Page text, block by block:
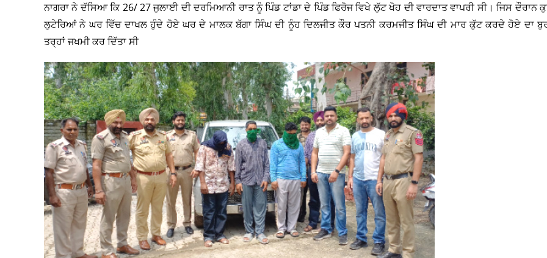
ਨਾਗਰਾ ਨੇ ਦੱਸਿਆ ਕਿ 26/ 27 ਜੁਲਾਈ ਦੀ ਦਰਮਿਆਨੀ ਰਾਤ ਨੂੰ ਪਿੰਡ ਟਾਂਡਾ ਦੇ ਪਿੰਡ ਫਿਰੋਜ ਵਿਖੇ ਲੁੱਟ ਖੋਹ ਦੀ ਵਾਰਦਾਤ ਵਾਪਰੀ ਸੀ। ਜਿਸ ਦੌਰਾਨ
ਲੁਟੇਰਿਆਂ ਨੇ ਘਰ ਵਿੱਚ ਦਾਖਲ ਹੁੰਦੇ ਹੋਏ ਘਰ ਦੇ ਮਾਲਕ ਬੱਗਾ ਸਿੰਘ ਦੀ ਨੂੰਹ ਦਿਲਜੀਤ ਕੌਰ ਪਤਨੀ ਕਰਮਜੀਤ ਸਿੰਘ ਦੀ ਮਾਰ ਕੁੱਟ ਕਰਦੇ ਹੋਏ ਦਾ
ਤਰ੍ਹਾਂ ਜਖਮੀ ਕਰ ਦਿੱਤਾ ਸੀ